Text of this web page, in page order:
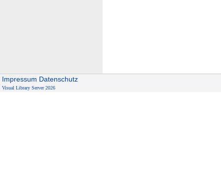
Impressum Datenschutz
Visual Library Server 2026